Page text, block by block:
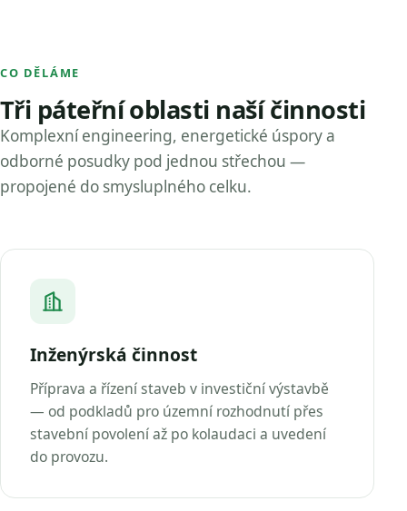
CO DĚLÁME
Tři páteřní oblasti naší činnosti
Komplexní engineering, energetické úspory a
odborné posudky pod jednou střechou —
propojené do smysluplného celku.
Inženýrská činnost
Příprava a řízení staveb v investiční výstavbě
— od podkladů pro územní rozhodnutí přes
stavební povolení až po kolaudaci a uvedení
do provozu.